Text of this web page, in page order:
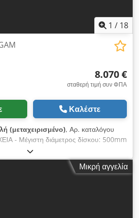
1 / 18
8.070 €
σταθερή τιμή συν ΦΠΑ
Καλέστε
(μεταχειρισμένο), Αρ. καταλόγου
- Μέγιστη διάμετρος δίσκου: 500mm
- Πνευματική σύσφιξη υλικού -
- Μέγιστο πλάτος κοπής: 800mm -
χειρισμός - Κύριος
στόμιου απορρόφησης:
επιφάνειας εργασίας: 520x1550mm -
Μικρή αγγελία